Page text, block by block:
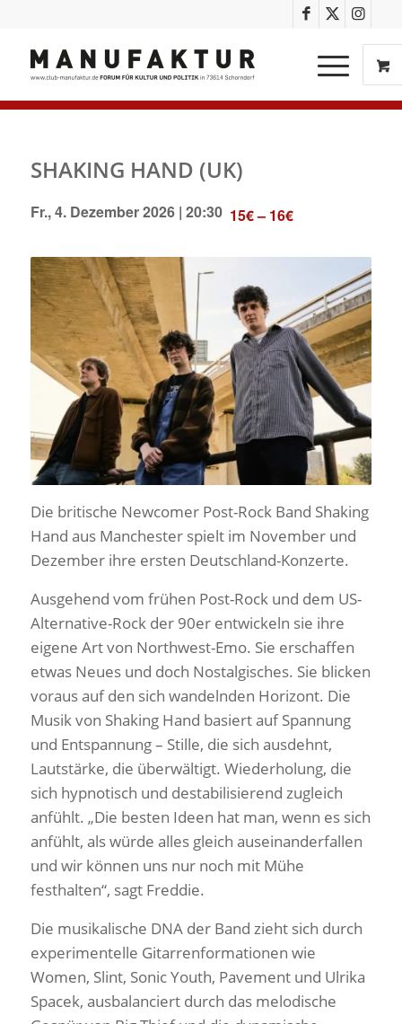
SHAKING HAND (UK)
Fr., 4. Dezember 2026 | 20:30 15€ – 16€
Die britische Newcomer Post-Rock Band Shaking
Hand aus Manchester spielt im November und
Dezember ihre ersten Deutschland-Konzerte.
Ausgehend vom frühen Post-Rock und dem US-
Alternative-Rock der 90er entwickeln sie ihre
eigene Art von Northwest-Emo. Sie erschaffen
etwas Neues und doch Nostalgisches. Sie blicken
voraus auf den sich wandelnden Horizont. Die
Musik von Shaking Hand basiert auf Spannung
und Entspannung – Stille, die sich ausdehnt,
Lautstärke, die überwältigt. Wiederholung, die
sich hypnotisch und destabilisierend zugleich
anfühlt. „Die besten Ideen hat man, wenn es sich
anfühlt, als würde alles gleich auseinanderfallen
und wir können uns nur noch mit Mühe
festhalten“, sagt Freddie.
Die musikalische DNA der Band zieht sich durch
experimentelle Gitarrenformationen wie
Women, Slint, Sonic Youth, Pavement und Ulrika
Spacek, ausbalanciert durch das melodische